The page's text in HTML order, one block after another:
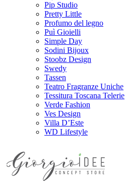
Pip Studio
Pretty Little
Profumo del legno
Puì Gioielli
Simple Day
Sodini Bijoux
Stoobz Design
Swedy
Tassen
Teatro Fragranze Uniche
Tessitura Toscana Telerie
Verde Fashion
Ves Design
Villa D’Este
WD Lifestyle